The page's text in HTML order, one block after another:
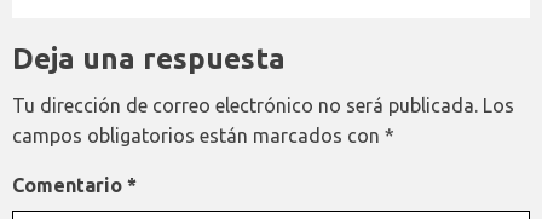
Deja una respuesta
Tu dirección de correo electrónico no será publicada. Los
campos obligatorios están marcados con *
Comentario *